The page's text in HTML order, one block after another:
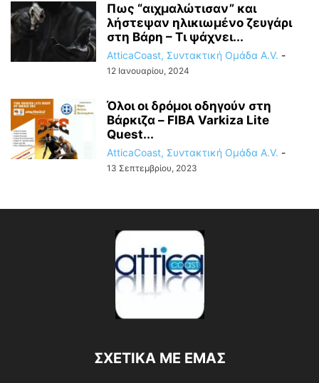
Πως “αιχμαλώτισαν” και
λήστεψαν ηλικιωμένο ζευγάρι
στη Βάρη – Τι ψάχνει...
AtticaCoast, Συντακτική Ομάδα A.V. -
12 Ιανουαρίου, 2024
Όλοι οι δρόμοι οδηγούν στη
Βάρκιζα – FIBA Varkiza Lite
Quest...
AtticaCoast, Συντακτική Ομάδα A.V. -
13 Σεπτεμβρίου, 2023
ΣΧΕΤΙΚΑ ΜΕ ΕΜΑΣ